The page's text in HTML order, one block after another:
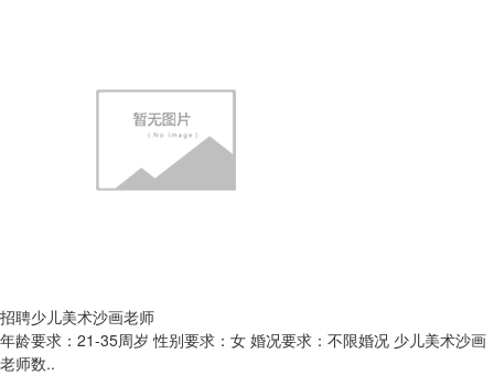
招聘少儿美术沙画老师
年龄要求：21-35周岁 性别要求：女 婚况要求：不限婚况 少儿美术沙画
老师数..